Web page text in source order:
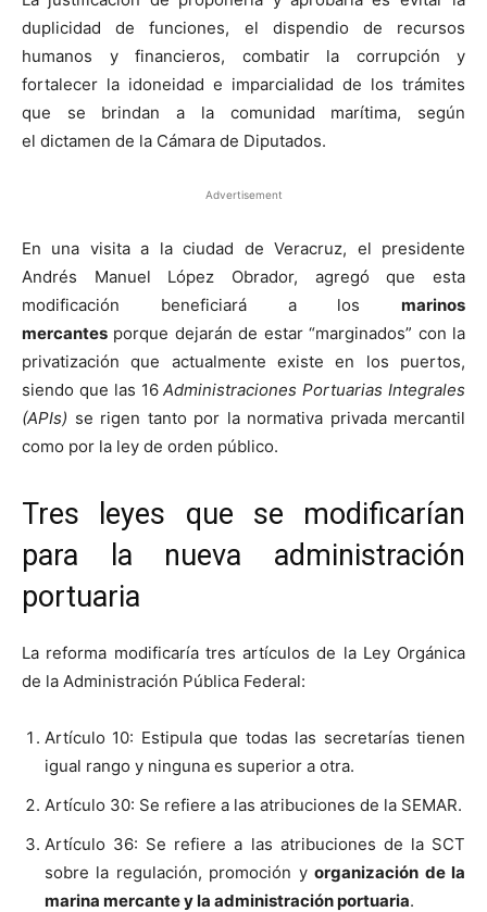
duplicidad de funciones, el dispendio de recursos
humanos y financieros, combatir la corrupción y
fortalecer la idoneidad e imparcialidad de los trámites
que se brindan a la comunidad marítima, según
el dictamen de la Cámara de Diputados.
Advertisement
En una visita a la ciudad de Veracruz, el presidente
Andrés Manuel López Obrador, agregó que esta
modificación beneficiará a los marinos
mercantes porque dejarán de estar “marginados” con la
privatización que actualmente existe en los puertos,
siendo que las 16Administraciones Portuarias Integrales
(APIs) se rigen tanto por la normativa privada mercantil
como por la ley de orden público.
Tres leyes que se modificarían
para la nueva administración
portuaria
La reforma modificaría tres artículos de la Ley Orgánica
de la Administración Pública Federal:
Artículo 10: Estipula que todas las secretarías tienen
igual rango y ninguna es superior a otra.
Artículo 30: Se refiere a las atribuciones de la SEMAR.
Artículo 36: Se refiere a las atribuciones de la SCT
sobre la regulación, promoción yorganización de la
marina mercante y la administración portuaria.